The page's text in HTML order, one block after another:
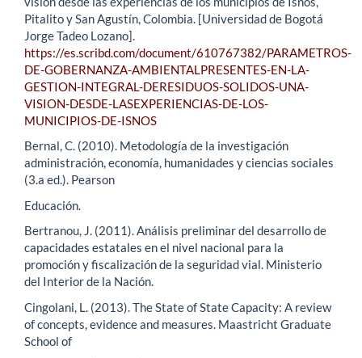
Pitalito y San Agustín, Colombia. [Universidad de Bogotá
Jorge Tadeo Lozano].
https://es.scribd.com/document/610767382/PARAMETROS-
DE-GOBERNANZA-AMBIENTALPRESENTES-EN-LA-
GESTION-INTEGRAL-DERESIDUOS-SOLIDOS-UNA-
VISION-DESDE-LASEXPERIENCIAS-DE-LOS-
MUNICIPIOS-DE-ISNOS
Bernal, C. (2010). Metodología de la investigación
administración, economía, humanidades y ciencias sociales
(3.a ed.). Pearson
Educación.
Bertranou, J. (2011). Análisis preliminar del desarrollo de
capacidades estatales en el nivel nacional para la
promoción y fiscalización de la seguridad vial. Ministerio
del Interior de la Nación.
Cingolani, L. (2013). The State of State Capacity: A review
of concepts, evidence and measures. Maastricht Graduate
School of